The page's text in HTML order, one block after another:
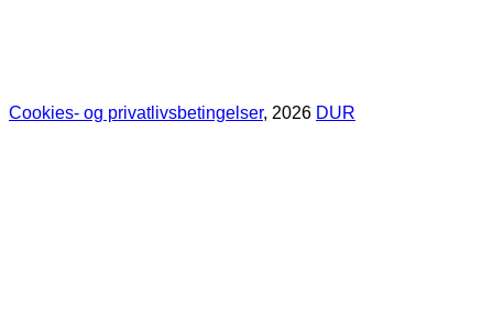
Cookies- og privatlivsbetingelser, 2026 DUR